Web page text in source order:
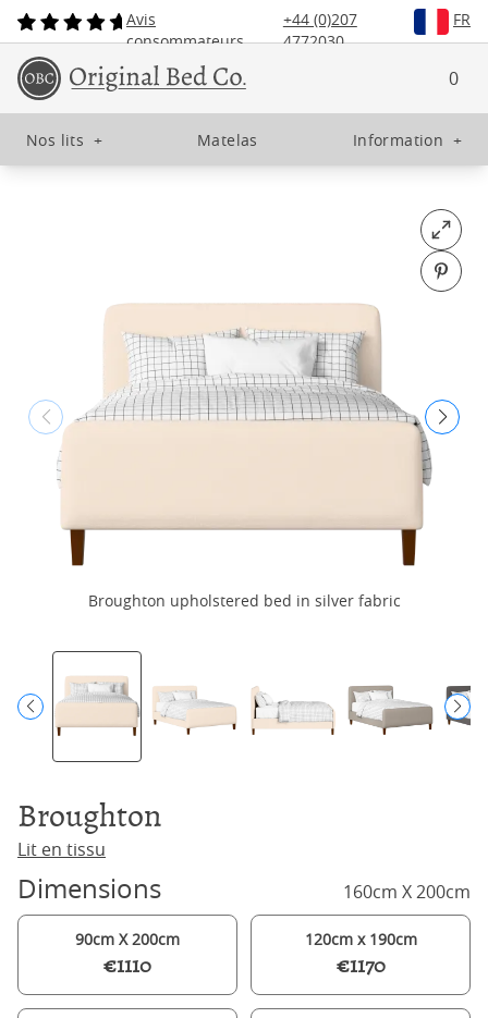
Avis
consommateurs
+44 (0)207
4772030
FR
0
Nos lits + Matelas Information +
Open
Pin
Broughton upholstered bed in silver fabric
Broughton
Lit en tissu
Dimensions 160cm X 200cm
90cm X 200cm
€1110
120cm x 190cm
€1170